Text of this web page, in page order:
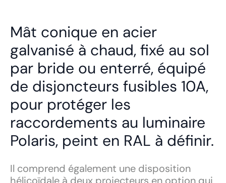
Mât conique en acier
galvanisé à chaud, fixé au sol
par bride ou enterré, équipé
de disjoncteurs fusibles 10A,
pour protéger les
raccordements au luminaire
Polaris, peint en RAL à définir.
Il comprend également une disposition